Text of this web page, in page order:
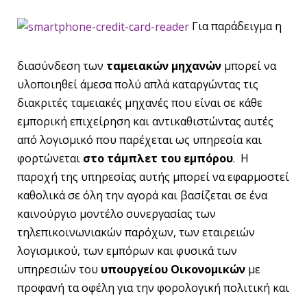
Για παράδειγμα η
διασύνδεση των ταμειακών μηχανών μπορεί να
υλοποιηθεί άμεσα πολύ απλά καταργώντας τις
διακριτές ταμειακές μηχανές που είναι σε κάθε
εμπορική επιχείρηση και αντικαθιστώντας αυτές
από λογισμικό που παρέχεται ως υπηρεσία και
φορτώνεται στο τάμπλετ του εμπόρου. Η
παροχή της υπηρεσίας αυτής μπορεί να εφαρμοστεί
καθολικά σε όλη την αγορά και βασίζεται σε ένα
καινούργιο μοντέλο συνεργασίας των
τηλεπικοινωνιακών παρόχων, των εταιρειών
λογισμικού, των εμπόρων και φυσικά των
υπηρεσιών του υπουργείου Οικονομικών με
προφανή τα οφέλη για την φορολογική πολιτική και